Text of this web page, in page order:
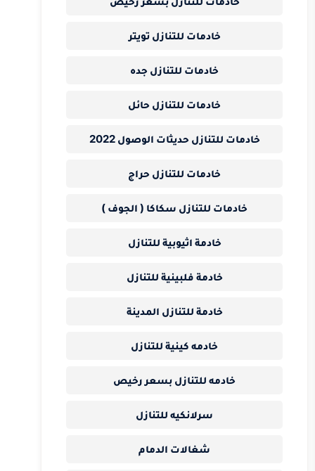
خادمات للتنازل تويتر
خادمات للتنازل جده
خادمات للتنازل حائل
خادمات للتنازل حديثات الوصول 2022
خادمات للتنازل حراج
خادمات للتنازل سكاكا ( الجوف )
خادمة اثيوبية للتنازل
خادمة فلبينية للتنازل
خادمة للتنازل المدينة
خادمه كينية للتنازل
خادمه للتنازل بسعر رخيص
سرلانكيه للتنازل
شغالات الدمام